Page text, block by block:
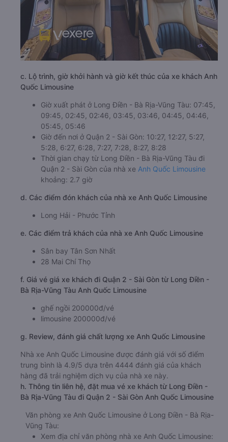
c. Lộ trình, giờ khởi hành và giờ kết thúc của xe khách Anh
Quốc Limousine
Giờ xuất phát ở Long Điền - Bà Rịa-Vũng Tàu: 07:45,
09:45, 02:45, 02:46, 03:45, 03:46, 04:45, 04:46,
05:45, 05:46
Giờ đến nơi ở Quận 2 - Sài Gòn: 10:27, 12:27, 5:27,
5:28, 6:27, 6:28, 7:27, 7:28, 8:27, 8:28
Thời gian chạy từ Long Điền - Bà Rịa-Vũng Tàu đi
Quận 2 - Sài Gòn của nhà xe Anh Quốc Limousine
khoảng: 2.7 giờ
d. Các điểm đón khách của nhà xe Anh Quốc Limousine
Long Hải - Phước Tỉnh
e. Các điểm trả khách của nhà xe Anh Quốc Limousine
Sân bay Tân Sơn Nhất
28 Mai Chí Thọ
f. Giá vé giá xe khách đi Quận 2 - Sài Gòn từ Long Điền -
Bà Rịa-Vũng Tàu Anh Quốc Limousine
ghế ngồi 200000đ/vé
limousine 200000đ/vé
g. Review, đánh giá chất lượng xe Anh Quốc Limousine
Nhà xe Anh Quốc Limousine được đánh giá với số điểm
trung bình là 4.9/5 dựa trên 4444 đánh giá của khách
hàng đã trải nghiệm dịch vụ của nhà xe này.
h. Thông tin liên hệ, đặt mua vé xe khách từ Long Điền -
Bà Rịa-Vũng Tàu đi Quận 2 - Sài Gòn Anh Quốc Limousine
Văn phòng xe Anh Quốc Limousine ở Long Điền - Bà Rịa-
Vũng Tàu:
Xem địa chỉ văn phòng nhà xe Anh Quốc Limousine: